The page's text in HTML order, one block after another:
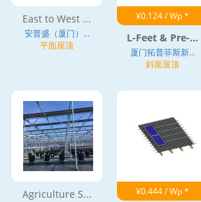
East to West ...
安普盛（厦门）...
平面屋顶
¥0.124 / Wp *
L-Feet & Pre-...
厦门拓普菲斯新...
斜面屋顶
Agriculture S... ¥0.444 / Wp *